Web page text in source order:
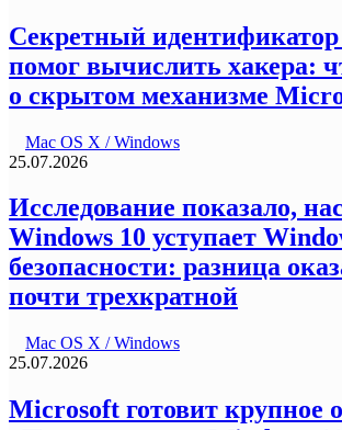
Секретный
помог вычислить хакера:
о скрытом механизме
Mac OS X / Windows
25.07.2026
Исследование показало,
Windows 10 уступает
безопасности: разница
почти трехкратной
Mac OS X / Windows
25.07.2026
Microsoft готовит крупное